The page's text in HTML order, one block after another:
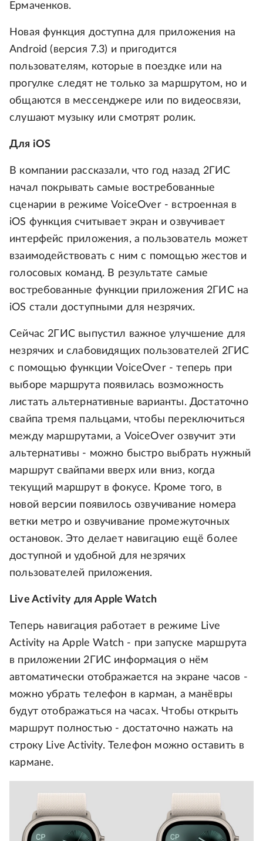
Ермаченков.
Новая функция доступна для приложения на
Android (версия 7.3) и пригодится
пользователям, которые в поездке или на
прогулке следят не только за маршрутом, но и
общаются в мессенджере или по видеосвязи,
слушают музыку или смотрят ролик.
Для iOS
В компании рассказали, что год назад 2ГИС
начал покрывать самые востребованные
сценарии в режиме VoiceOver - встроенная в
iOS функция считывает экран и озвучивает
интерфейс приложения, а пользователь может
взаимодействовать с ним с помощью жестов и
голосовых команд. В результате самые
востребованные функции приложения 2ГИС на
iOS стали доступными для незрячих.
Сейчас 2ГИС выпустил важное улучшение для
незрячих и слабовидящих пользователей 2ГИС
с помощью функции VoiceOver - теперь при
выборе маршрута появилась возможность
листать альтернативные варианты. Достаточно
свайпа тремя пальцами, чтобы переключиться
между маршрутами, а VoiceOver озвучит эти
альтернативы - можно быстро выбрать нужный
маршрут свайпами вверх или вниз, когда
текущий маршрут в фокусе. Кроме того, в
новой версии появилось озвучивание номера
ветки метро и озвучивание промежуточных
остановок. Это делает навигацию ещё более
доступной и удобной для незрячих
пользователей приложения.
Live Activity для Apple Watch
Теперь навигация работает в режиме Live
Activity на Apple Watch - при запуске маршрута
в приложении 2ГИС информация о нём
автоматически отображается на экране часов -
можно убрать телефон в карман, а манёвры
будут отображаться на часах. Чтобы открыть
маршрут полностью - достаточно нажать на
строку Live Activity. Телефон можно оставить в
кармане.